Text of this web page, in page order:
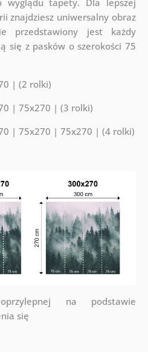
znajdziesz uniwersalny obraz
przedstawiony jest każdy
się z pasków o szerokości 75
| (2 rolki)
| 75x270 | (3 rolki)
| 75x270 | 75x270 | (4 rolki)
na podstawie
się